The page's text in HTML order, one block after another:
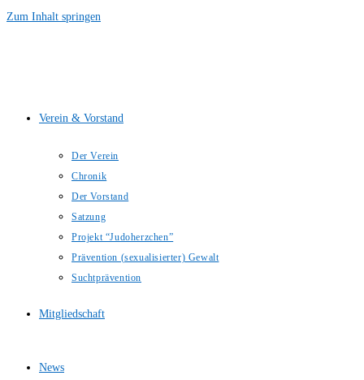
Zum Inhalt springen
Verein & Vorstand
Der Verein
Chronik
Der Vorstand
Satzung
Projekt “Judoherzchen”
Prävention (sexualisierter) Gewalt
Suchtprävention
Mitgliedschaft
News